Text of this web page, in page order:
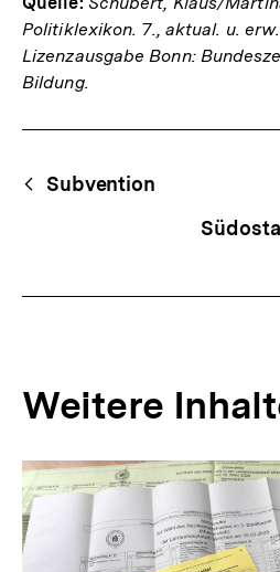
Politiklexikon. 7., aktual. u.
Lizenzausgabe Bonn:
Bildung.
Content-
Navigation
Subvention
Weitere